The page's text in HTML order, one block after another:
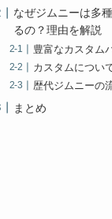
なぜジムニーは多
るの？理由を解説
豊富なカスタム
カスタムについ
歴代ジムニーの
まとめ